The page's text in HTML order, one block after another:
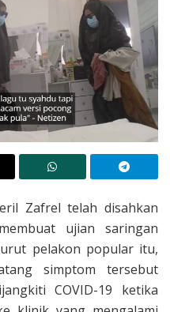
Zafrel telah disahkan
ujian saringan
pelakon popular itu,
simptom tersebut
COVID-19 ketika